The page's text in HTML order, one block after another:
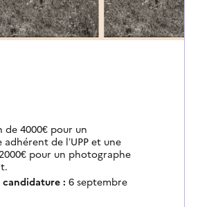
4000€ pour un
de l’UPP et une
pour un photographe
candidature : 6 septembre